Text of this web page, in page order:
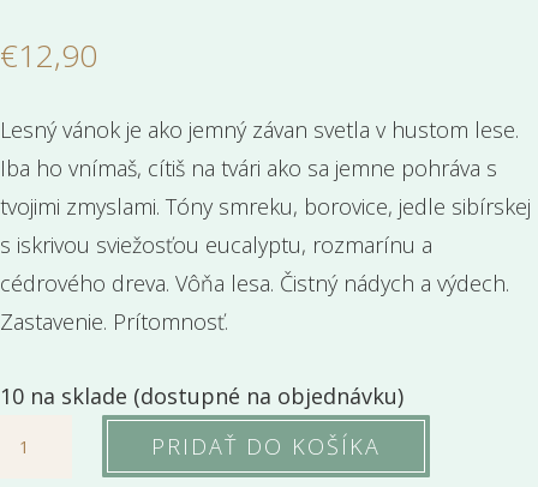
€12,90
Lesný vánok je ako jemný závan svetla v hustom lese.
Iba ho vnímaš, cítiš na tvári ako sa jemne pohráva s
tvojimi zmyslami. Tóny smreku, borovice, jedle sibírskej
s iskrivou sviežosťou eucalyptu, rozmarínu a
cédrového dreva. Vôňa lesa. Čistný nádych a výdech.
Zastavenie. Prítomnosť.
10 na sklade (dostupné na objednávku)
PRIDAŤ DO KOŠÍKA